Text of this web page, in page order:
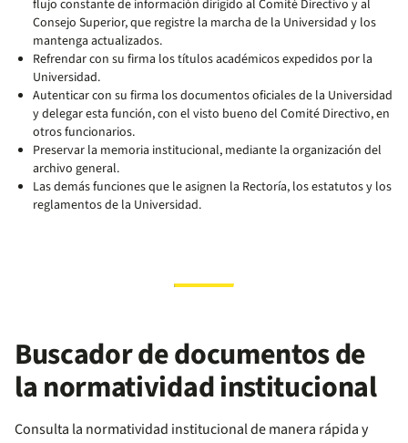
flujo constante de información dirigido al Comité Directivo y al
Consejo Superior, que registre la marcha de la Universidad y los
mantenga actualizados.
Refrendar con su firma los títulos académicos expedidos por la
Universidad.
Autenticar con su firma los documentos oficiales de la Universidad
y delegar esta función, con el visto bueno del Comité Directivo, en
otros funcionarios.
Preservar la memoria institucional, mediante la organización del
archivo general.
Las demás funciones que le asignen la Rectoría, los estatutos y los
reglamentos de la Universidad.
Buscador de documentos de
la normatividad institucional
Consulta la normatividad institucional de manera rápida y